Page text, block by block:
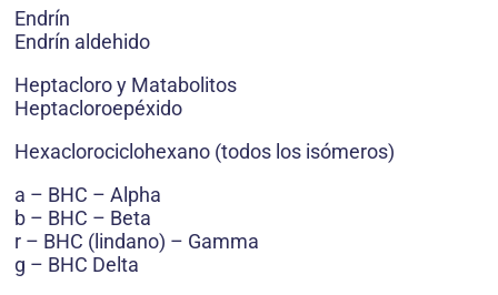
Endrín
Endrín aldehido
Heptacloro y Matabolitos
Heptacloroepéxido
Hexaclorociclohexano (todos los isómeros)
a – BHC – Alpha
b – BHC – Beta
r – BHC (lindano) – Gamma
g – BHC Delta